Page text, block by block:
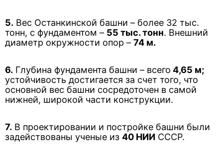
5. Вес Останкинской башни – более 32 тыс.
тонн, с фундаментом – 55 тыс. тонн. Внешний
диаметр окружности опор – 74 м.
6. Глубина фундамента башни – всего 4,65 м;
устойчивость достигается за счет того, что
основной вес башни сосредоточен в самой
нижней, широкой части конструкции.
7. В проектировании и постройке башни были
задействованы ученые из 40 НИИ СССР.